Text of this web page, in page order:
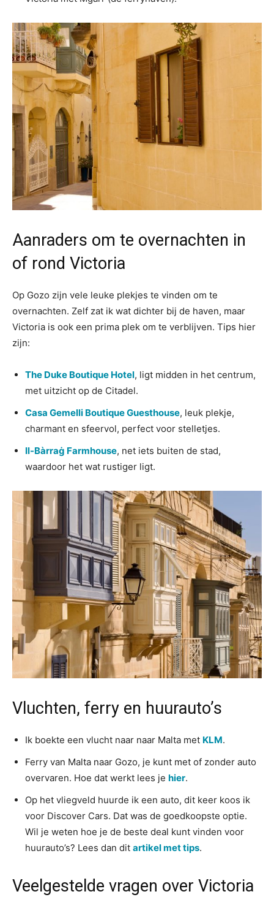
Aanraders om te overnachten in
of rond Victoria
Op Gozo zijn vele leuke plekjes te vinden om te
overnachten. Zelf zat ik wat dichter bij de haven, maar
Victoria is ook een prima plek om te verblijven. Tips hier
zijn:
The Duke Boutique Hotel, ligt midden in het centrum,
met uitzicht op de Citadel.
Casa Gemelli Boutique Guesthouse, leuk plekje,
charmant en sfeervol, perfect voor stelletjes.
Il-Bàrraġ Farmhouse, net iets buiten de stad,
waardoor het wat rustiger ligt.
Vluchten, ferry en huurauto’s
Ik boekte een vlucht naar naar Malta met KLM.
Ferry van Malta naar Gozo, je kunt met of zonder auto
overvaren. Hoe dat werkt lees je hier.
Op het vliegveld huurde ik een auto, dit keer koos ik
voor Discover Cars. Dat was de goedkoopste optie.
Wil je weten hoe je de beste deal kunt vinden voor
huurauto’s? Lees dan dit artikel met tips.
Veelgestelde vragen over Victoria